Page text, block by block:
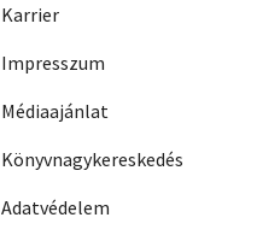
Karrier
Impresszum
Médiaajánlat
Könyvnagykereskedés
Adatvédelem